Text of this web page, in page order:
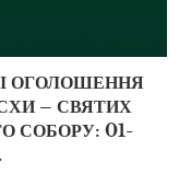
ОГОЛОШЕННЯ
– СВЯТИХ
СОБОРУ: 01-